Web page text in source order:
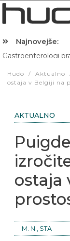
Najnovejše:
Gastroenterologi
Hudo / Aktualno
ostaja v Belgiji na
AKTUALNO
ostaja
M. N., STA